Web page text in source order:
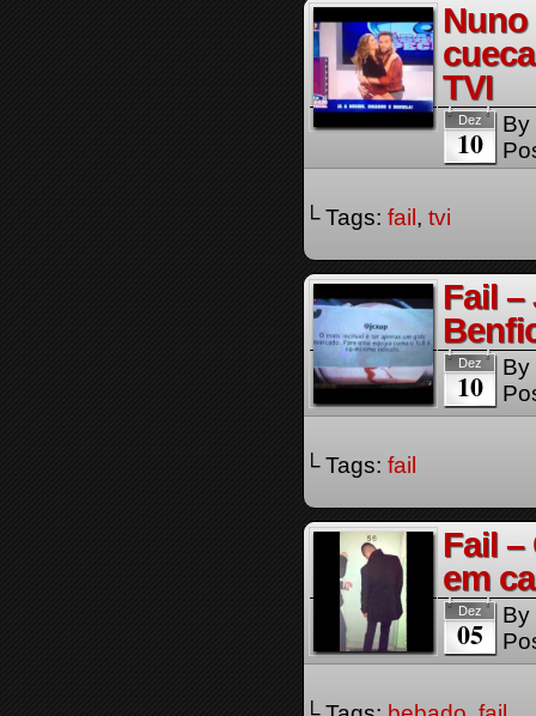
Nuno
TVI
Dez
10
By
└ Tags: fail , tvi
Fail
Dez
10
By
└ Tags: fail
Fail
em
Dez
05
By